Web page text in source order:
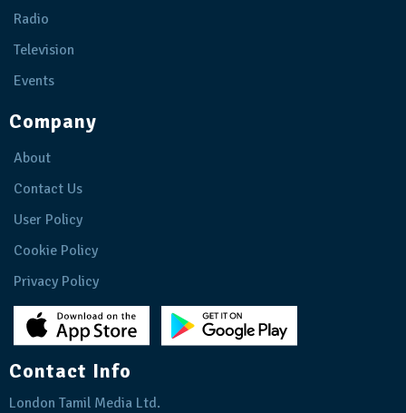
Radio
Television
Events
Company
About
Contact Us
User Policy
Cookie Policy
Privacy Policy
Contact Info
London Tamil Media Ltd.